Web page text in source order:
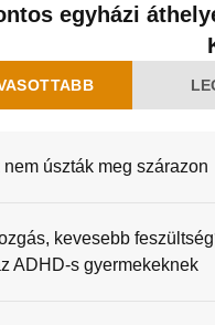
egyházi
nem úszták meg szárazon
kevesebb
ADHD-s gyermekeknek